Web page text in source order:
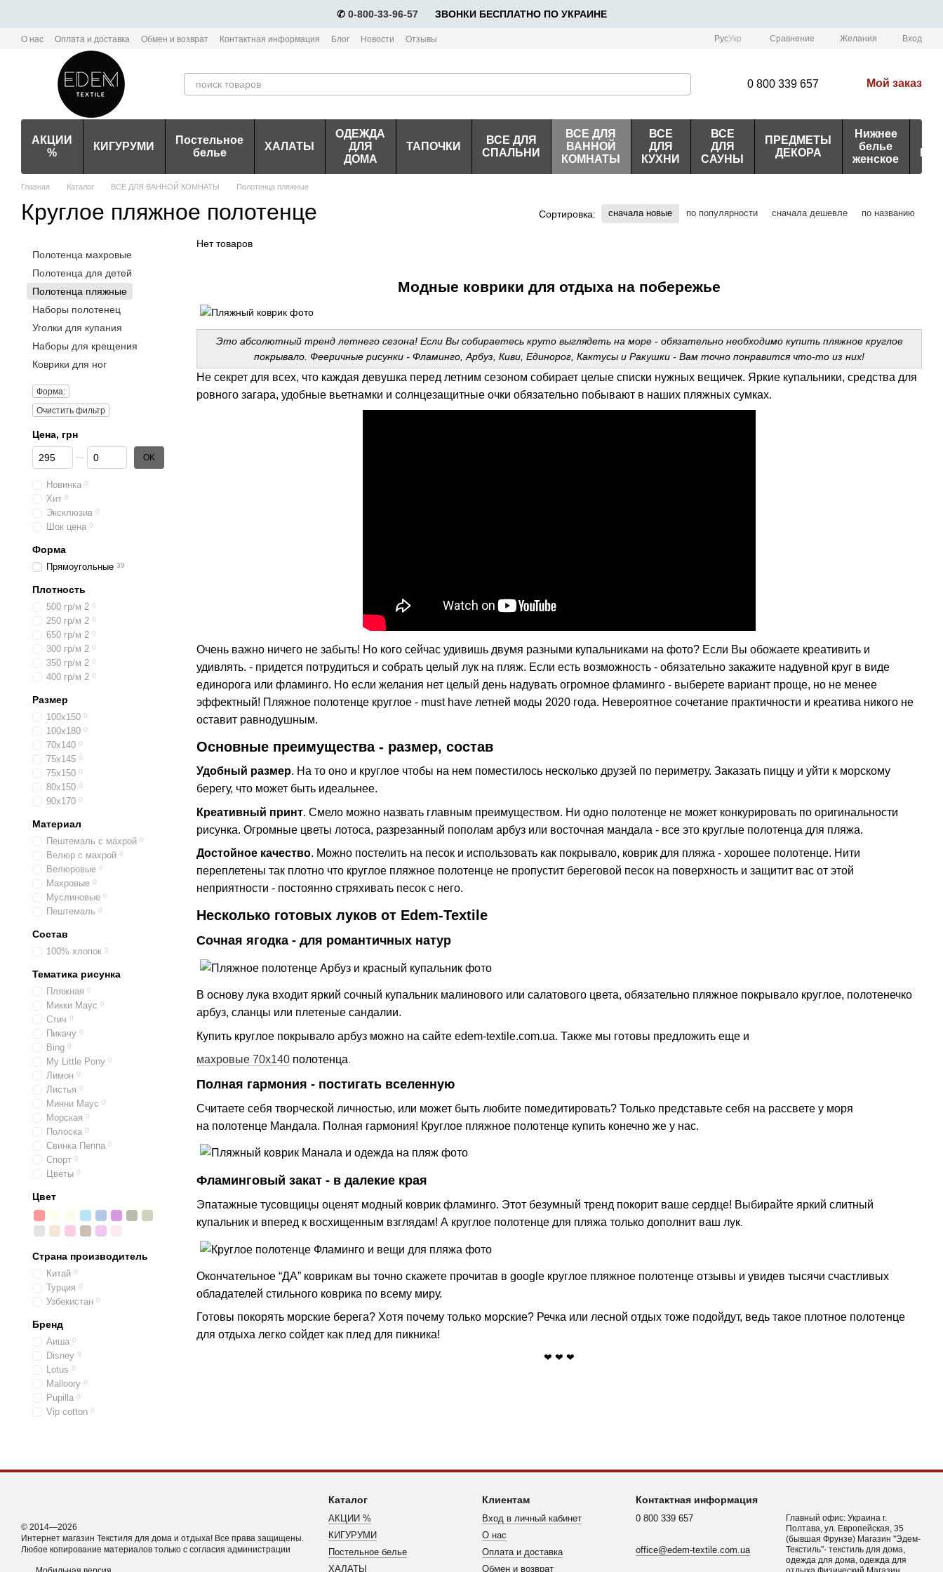
✆ 0-800-33-96-57⠀⠀ЗВОНКИ БЕСПЛАТНО ПО УКРАИНЕ
О нас Оплата и доставка Обмен и возврат Контактная информация Блог Новости
Отзывы
Политика конфиденциальности мобильного приложения Edem-Textile
РусУкр Сравнение Желания Вход
0 800 339 657 Мой заказ
АКЦИИ
%
КИГУРУМИ
Постельное
белье
ХАЛАТЫ
ОДЕЖДА
ДЛЯ
ДОМА
ТАПОЧКИ
ВСЕ ДЛЯ
СПАЛЬНИ
ВСЕ ДЛЯ
ВАННОЙ
КОМНАТЫ
ВСЕ
ДЛЯ
КУХНИ
ВСЕ
ДЛЯ
САУНЫ
ПРЕДМЕТЫ
ДЕКОРА
Нижнее
белье
женское
Главная Каталог ВСЕ ДЛЯ ВАННОЙ КОМНАТЫ Полотенца пляжные
Круглое пляжное полотенце Сортировка: сначала новые по популярности сначала дешевле по названию
Модные коврики для отдыха на побережье
Это абсолютный тренд летнего сезона! Если Вы собираетесь круто выглядеть на море - обязательно необходимо купить пляжное круглое
покрывало. Фееричные рисунки - Фламинго, Арбуз, Киви, Единорог, Кактусы и Ракушки - Вам точно понравится что-то из них!
Не секрет для всех, что каждая девушка перед летним сезоном собирает целые списки нужных вещичек. Яркие купальники, средства для
ровного загара, удобные вьетнамки и солнцезащитные очки обязательно побывают в наших пляжных сумках.
Очень важно ничего не забыть! Но кого сейчас удивишь двумя разными купальниками на фото? Если Вы обожаете креативить и
удивлять. - придется потрудиться и собрать целый лук на пляж. Если есть возможность - обязательно закажите надувной круг в виде
единорога или фламинго. Но если желания нет целый день надувать огромное фламинго - выберете вариант проще, но не менее
эффектный! Пляжное полотенце круглое - must have летней моды 2020 года. Невероятное сочетание практичности и креатива никого не
оставит равнодушным.
Основные преимущества - размер, состав
Удобный размер. На то оно и круглое чтобы на нем поместилось несколько друзей по периметру. Заказать пиццу и уйти к морскому
берегу, что может быть идеальнее.
Креативный принт. Смело можно назвать главным преимуществом. Ни одно полотенце не может конкурировать по оригинальности
рисунка. Огромные цветы лотоса, разрезанный пополам арбуз или восточная мандала - все это круглые полотенца для пляжа.
Достойное качество. Можно постелить на песок и использовать как покрывало, коврик для пляжа - хорошее полотенце. Нити
переплетены так плотно что круглое пляжное полотенце не пропустит береговой песок на поверхность и защитит вас от этой
неприятности - постоянно стряхивать песок с него.
Несколько готовых луков от Edem-Textile
Сочная ягодка - для романтичных натур
В основу лука входит яркий сочный купальник малинового или салатового цвета, обязательно пляжное покрывало круглое, полотенечко
арбуз, сланцы или плетеные сандалии.
Купить круглое покрывало арбуз можно на сайте edem-textile.com.ua. Также мы готовы предложить еще и
махровые 70х140 полотенца
Полная гармония - постигать вселенную
Считаете себя творческой личностью, или может быть любите помедитировать? Только представьте себя на рассвете у моря
на полотенце Мандала. Полная гармония! Круглое пляжное полотенце купить конечно же у нас.
Фламинговый закат - в далекие края
Эпатажные тусовщицы оценят модный коврик фламинго. Этот безумный тренд покорит ваше сердце! Выбирайте яркий слитный
купальник и вперед к восхищенным взглядам! А круглое полотенце для пляжа только дополнит ваш лук.
Окончательное “ДА” коврикам вы точно скажете прочитав в google круглое пляжное полотенце отзывы и увидев тысячи счастливых
обладателей стильного коврика по всему миру.
Готовы покорять морские берега? Хотя почему только морские? Речка или лесной отдых тоже подойдут, ведь такое плотное полотенце
для отдыха легко сойдет как плед для пикника!
❤ ❤ ❤
Нет товаров
Полотенца махровые
Полотенца для детей
Полотенца пляжные
Наборы полотенец
Уголки для купания
Наборы для крещения
Коврики для ног
Форма:
Очистить фильтр
Цена, грн
От Цена, грн
До Цена, грн OK
Новинка 0
Хит 0
Эксклюзив 0
Шок цена 0
Форма
Прямоугольные 39
Плотность
500 гр/м 2 0
250 гр/м 2 0
650 гр/м 2 0
300 гр/м 2 0
350 гр/м 2 0
400 гр/м 2 0
Размер
100х150 0
100х180 0
70х140 0
75х145 0
75х150 0
80х150 0
90х170 0
Материал
Пештемаль с махрой 0
Велюр с махрой 0
Велюровые 0
Махровые 0
Муслиновые 0
Пештемаль 0
Состав
100% хлопок 0
Тематика рисунка
Пляжная 0
Микки Маус 0
Стич 0
Пикачу 0
Bing 0
My Little Pony 0
Лимон 0
Листья 0
Минни Маус 0
Морская 0
Полоска 0
Свинка Пеппа 0
Спорт 0
Цветы 0
Цвет
Страна производитель
Китай 0
Турция 0
Узбекистан 0
Бренд
Аиша 0
Disney 0
Lotus 0
Malloory 0
Pupilla 0
Vip cotton 0
© 2014—2026
Интернет магазин Текстиля для дома и отдыха! Все права защищены.
Любое копирование материалов только с согласия администрации
Каталог
АКЦИИ %
КИГУРУМИ
Постельное белье
ХАЛАТЫ
Клиентам
Вход в личный кабинет
О нас
Оплата и доставка
Обмен и возврат
Контактная информация
0 800 339 657
office@edem-textile.com.ua
Главный офис: Украина г.
Полтава, ул. Европейская, 35
(бывшая Фрунзе) Магазин "Эдем-
Текстиль"- текстиль для дома,
одежда для дома, одежда для